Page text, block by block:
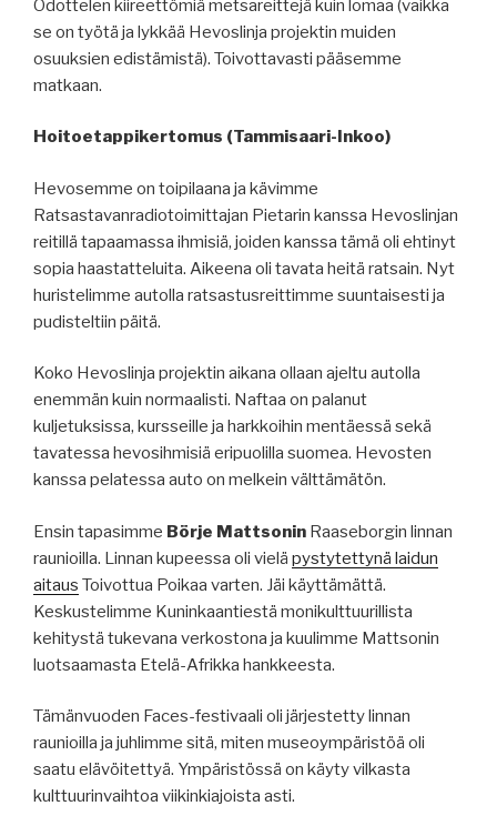
Odottelen kiireettömiä metsareittejä kuin lomaa (vaikka
se on työtä ja lykkää Hevoslinja projektin muiden
osuuksien edistämistä). Toivottavasti pääsemme
matkaan.
Hoitoetappikertomus (Tammisaari-Inkoo)
Hevosemme on toipilaana ja kävimme
Ratsastavanradiotoimittajan Pietarin kanssa Hevoslinjan
reitillä tapaamassa ihmisiä, joiden kanssa tämä oli ehtinyt
sopia haastatteluita. Aikeena oli tavata heitä ratsain. Nyt
huristelimme autolla ratsastusreittimme suuntaisesti ja
pudisteltiin päitä.
Koko Hevoslinja projektin aikana ollaan ajeltu autolla
enemmän kuin normaalisti. Naftaa on palanut
kuljetuksissa, kursseille ja harkkoihin mentäessä sekä
tavatessa hevosihmisiä eripuolilla suomea. Hevosten
kanssa pelatessa auto on melkein välttämätön.
Ensin tapasimme Börje Mattsonin Raaseborgin linnan
raunioilla. Linnan kupeessa oli vielä pystytettynä laidun
aitaus Toivottua Poikaa varten. Jäi käyttämättä.
Keskustelimme Kuninkaantiestä monikulttuurillista
kehitystä tukevana verkostona ja kuulimme Mattsonin
luotsaamasta Etelä-Afrikka hankkeesta.
Tämänvuoden Faces-festivaali oli järjestetty linnan
raunioilla ja juhlimme sitä, miten museoympäristöä oli
saatu elävöitettyä. Ympäristössä on käyty vilkasta
kulttuurinvaihtoa viikinkiajoista asti.